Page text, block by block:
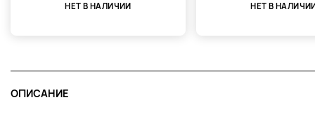
НЕТ В НАЛИЧИИ НЕТ В
ОПИСАНИЕ